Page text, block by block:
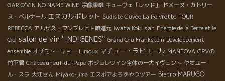
GAR'O'VIN NO NAME WINE 宗像康雄 キューヴェ「レッド」
ドメーヌ・カトリー
ヌ・ベルナール エスカルポレット Sudiste Cuvée La Poivrotte TOUR
REBECCA アルザス・フンブレヒト醸造元 Iwata Koki san Energie de la Terre et le
Ciel salon de vin ''INDIGENES'' Grand Cru Frankstein Développement
ensemble オザミトーキョー Limoux マチュー・ラピエール MANTOVA CPVの
竹下君 Châteauneuf-du-Pape ボジョレワイン全体の一大イヴェント ヤオユー
ル・スラ 大江さん Miyako-jima エスポアよろずやつツアー Bistro MARUGO